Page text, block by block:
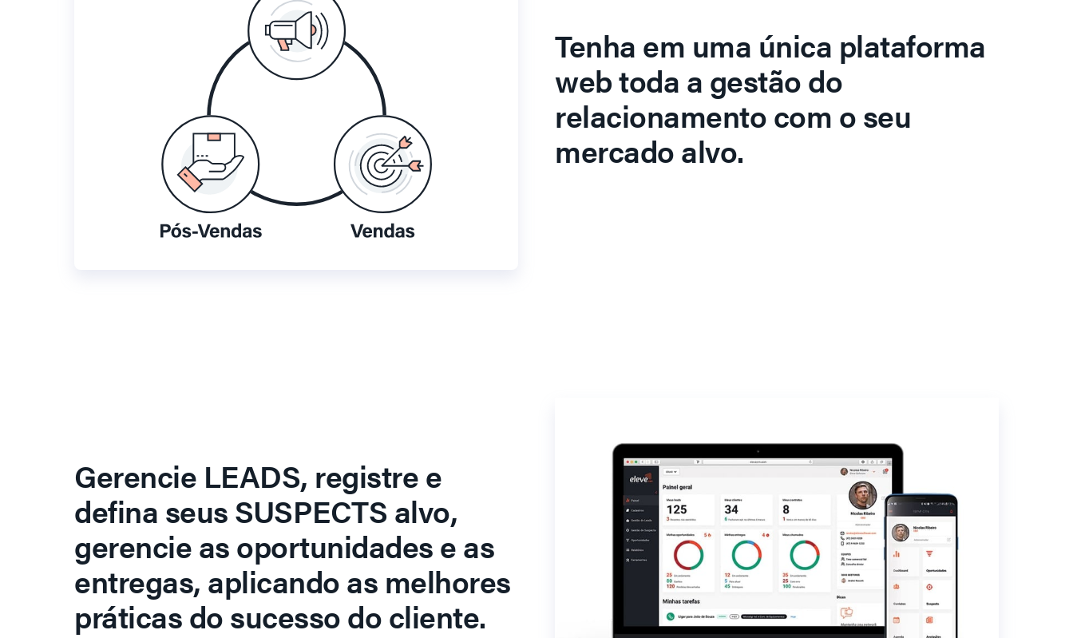
Tenha em uma única plataforma
web toda a gestão do
relacionamento com o seu
mercado alvo.
Gerencie LEADS, registre e
defina seus SUSPECTS alvo,
gerencie as oportunidades e as
entregas, aplicando as melhores
práticas do sucesso do cliente.